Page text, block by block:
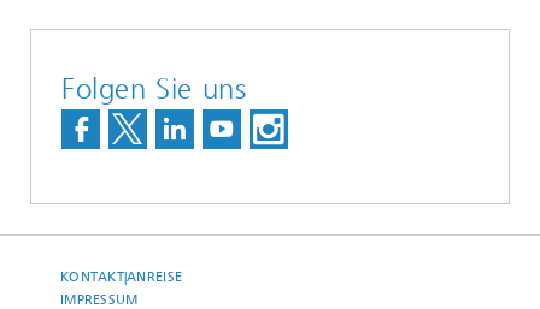
Folgen Sie uns
KONTAKT|ANREISE
IMPRESSUM